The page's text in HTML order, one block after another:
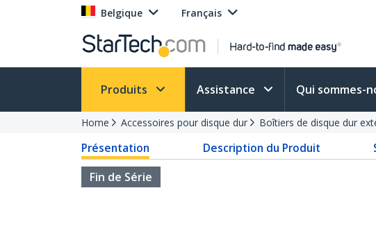
Belgique Français
Produits Assistance Qui sommes-
Home Accessoires pour disque dur Boîtiers de disque dur
Présentation Description du Produit
Fin de Série